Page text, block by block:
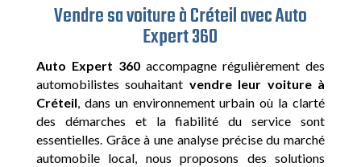
Vendre sa voiture à Créteil avec Auto
Expert 360
Auto Expert 360accompagne régulièrement des
automobilistes souhaitant vendre leur voiture à
Créteil , dans un environnement urbain où la clarté
des démarches et la fiabilité du service sont
essentielles. Grâce à une analyse précise du marché
automobile local, nous proposons des solutions